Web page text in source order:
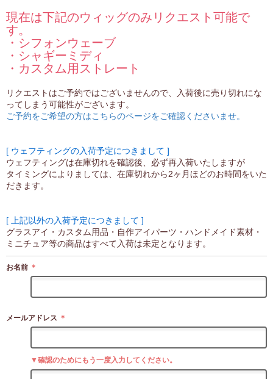
現在は下記のウィッグのみリクエスト可能で
す。
・シフォンウェーブ
・シャギーミディ
・カスタム用ストレート
リクエストはご予約ではございませんので、入荷後に売り切れにな
ってしまう可能性がございます。
ご予約をご希望の方はこちらのページをご確認くださいませ。
[ ウェフティングの入荷予定につきまして ]
ウェフティングは在庫切れを確認後、必ず再入荷いたしますが
タイミングによりましては、在庫切れから2ヶ月ほどのお時間をいた
だきます。
[ 上記以外の入荷予定につきまして ]
グラスアイ・カスタム用品・自作アイパーツ・ハンドメイド素材・
ミニチュア等の商品はすべて入荷は未定となります。
お名前 ＊
メールアドレス ＊
▼確認のためにもう一度入力してください。